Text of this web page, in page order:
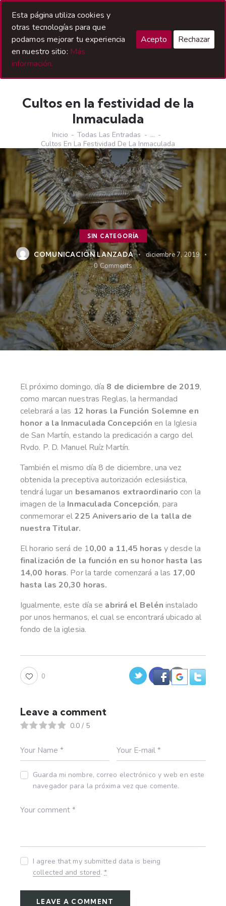
Cultos en la festividad de la
Inmaculada
Inicio Todas Las Entradas
...
Cultos En La Festividad De La Inmaculada
SIN CATEGORÍA
COMUNICACIÓN LANZADA
diciembre 7, 2019
0 Comments
El próximo domingo, día 8 de diciembre de 2019,
como marcan nuestras Reglas, la hermandad
celebrará a las 12 horas la Función Solemne en
honor a la Inmaculada Concepción en la Iglesia
de San Martín, estando la predicación a cargo del
Rvdo. P. D. Manuel Ruíz Martín.
También el mismo día 8 de diciembre, una vez
obtenida la preceptiva autorización eclesiástica,
tendrá lugar un besamanos extraordinario con la
imagen de la Inmaculada Concepción, para
conmemorar el225 Aniversario de la talla de
nuestra Titular.
El horario será de 10,00 a 11,45 horas y desde la
finalización de la función en su honor hasta las
14,00 horas. Por la tarde comenzará a las 17,00
hasta las 20,30 horas.
Igualmente, este día se abrirá el Belén instalado
por unos hermanos, el cual se encontrará ubicado al
fondo de la iglesia.
0
Leave a comment
0.0 / 5
Guarda mi nombre, correo electrónico y web en este
navegador para la próxima vez que comente.
I agree that my submitted data is being
collected and stored.*
Esta página utiliza cookies y
otras tecnologías para que
podamos mejorar tu experiencia
en nuestro sitio: Más
información.
Acepto Rechazar